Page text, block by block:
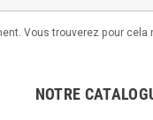
Vous trouverez pour
NOTRE